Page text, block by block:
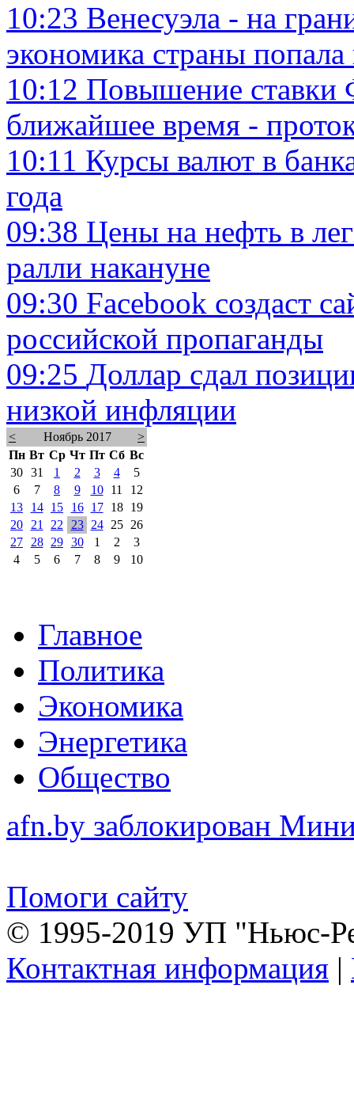
10:23 Венесуэла - на
экономика страны
10:12 Повышение ставки
ближайшее время -
10:11 Курсы валют в
года
09:38 Цены на нефть в
ралли накануне
09:30 Facebook создаст
российской пропаганды
09:25 Доллар сдал
низкой инфляции
< Ноябрь 2017
>
Пн Вт Ср Чт Пт Сб Вс
30 31 1 2 3 4
5
6
7 8 9 10 11
12
13
14 15 16 17 18
19
20
21 22 23 24 25
26
27
28 29 30 1 2
3
4
5 6 7 8 9 10
Главное
Политика
Экономика
Энергетика
Общество
afn.by заблокирован
Помоги сайту
© 1995-2019 УП "Ньюс-
Контактная информация |